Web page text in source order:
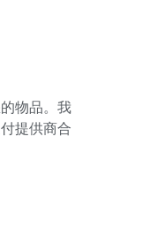
物品。我
提供商合